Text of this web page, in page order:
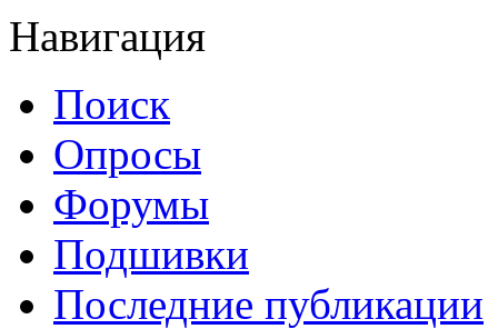
Навигация
Поиск
Опросы
Форумы
Подшивки
Последние публикации